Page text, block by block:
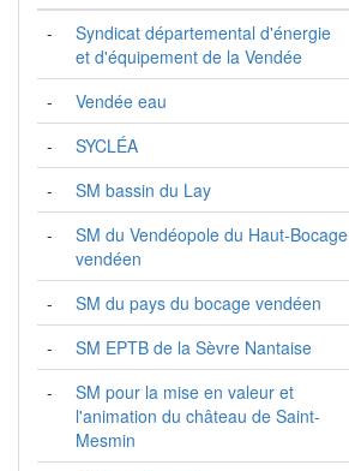
-
Syndicat départemental d'énergie
et d'équipement de la Vendée
- Vendée eau
-
SYCLÉA
-
SM bassin du Lay
-
SM du Vendéopole du Haut-Bocage
vendéen
- SM du pays du bocage vendéen
-
SM EPTB de la Sèvre Nantaise
-
SM pour la mise en valeur et
l'animation du château de Saint-
Mesmin